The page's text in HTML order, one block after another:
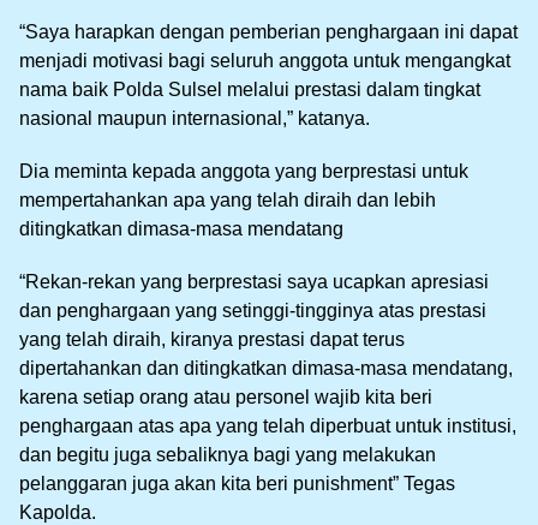
“Saya harapkan dengan pemberian penghargaan ini dapat
menjadi motivasi bagi seluruh anggota untuk mengangkat
nama baik Polda Sulsel melalui prestasi dalam tingkat
nasional maupun internasional,” katanya.
Dia meminta kepada anggota yang berprestasi untuk
mempertahankan apa yang telah diraih dan lebih
ditingkatkan dimasa-masa mendatang
“Rekan-rekan yang berprestasi saya ucapkan apresiasi
dan penghargaan yang setinggi-tingginya atas prestasi
yang telah diraih, kiranya prestasi dapat terus
dipertahankan dan ditingkatkan dimasa-masa mendatang,
karena setiap orang atau personel wajib kita beri
penghargaan atas apa yang telah diperbuat untuk institusi,
dan begitu juga sebaliknya bagi yang melakukan
pelanggaran juga akan kita beri punishment” Tegas
Kapolda.